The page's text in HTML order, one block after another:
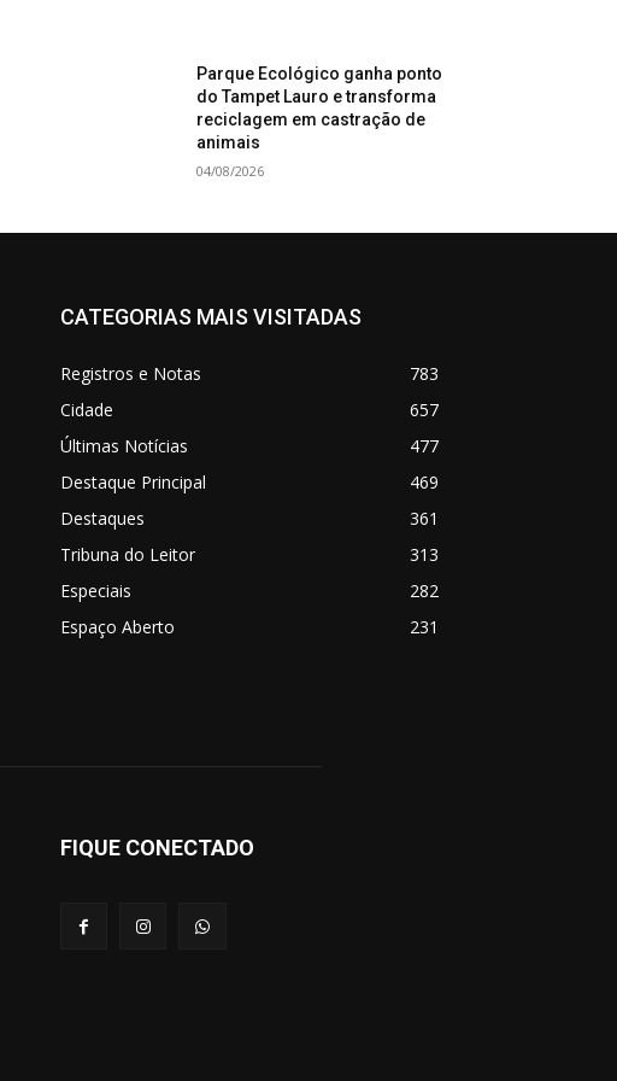
Parque Ecológico ganha ponto
do Tampet Lauro e transforma
reciclagem em castração de
animais
04/08/2026
CATEGORIAS MAIS VISITADAS
Registros e Notas
783
Cidade
657
Últimas Notícias
477
Destaque Principal
469
Destaques
361
Tribuna do Leitor
313
Especiais
282
Espaço Aberto
231
FIQUE CONECTADO